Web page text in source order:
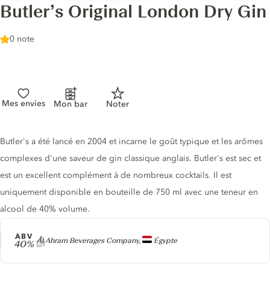
Butler’s Original London Dry Gin
0 note
Mes envies Mon bar Noter
Producteur
Al Ahram Beverages Company, Égypte
ABV
40%
Description du gin
Butler's a été lancé en 2004 et incarne le goût typique et les arômes
complexes d'une saveur de gin classique anglais. Butler's est sec et
est un excellent complément à de nombreux cocktails. Il est
uniquement disponible en bouteille de 750 ml avec une teneur en
alcool de 40% volume.